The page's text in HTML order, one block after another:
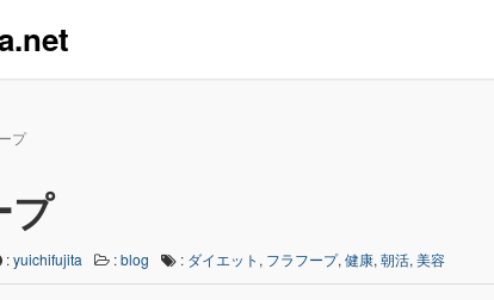
プ
プ
:yuichifujita :blog : ダイエット , フラフープ, 健康, 朝活, 美容